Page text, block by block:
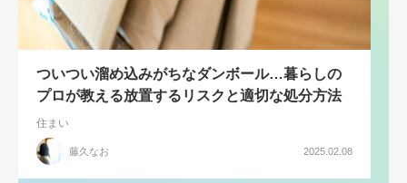
ついつい溜め込みがちなダンボール…暮らしの
プロが教える放置するリスクと適切な処分方法
住まい
藤久なお 2025.02.08